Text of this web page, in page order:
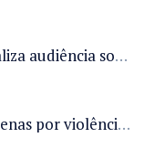
Comissão da Câmara realiza audiência sobre apostas online para medir o tamanho do mercado ilegal
Lei 15.487/26 aumenta penas por violência sexual digital contra crianças e adolescentes e autoriza ronda virtual para investigação